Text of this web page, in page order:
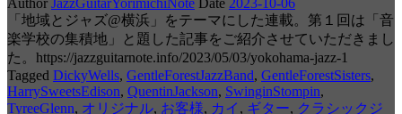
「地域とジャズ@横浜」をテーマにした連載。第１回は「音
楽学校の集積地」と題した記事をご紹介させていただきまし
た。https://jazzguitarnote.info/2023/05/03/yokohama-jazz-1
Tagged DickyWells, GentleForestJazzBand, GentleForestSisters,
HarrySweetsEdison, QuentinJackson, SwinginStompin,
TyreeGlenn, オリジナル, お客様, カイ , ギター, クラシックジ